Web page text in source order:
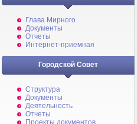
Глава Мирного
Документы
Отчеты
Интернет-приемная
Городской Совет
Структура
Документы
Деятельность
Отчеты
Проекты документов